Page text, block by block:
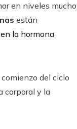
en niveles mucho
están
la hormona
del ciclo
corporal y la